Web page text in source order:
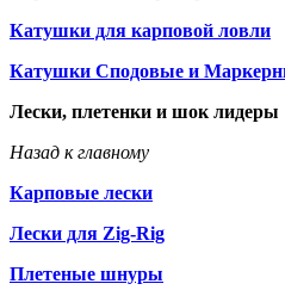
Катушки для карповой ловли
Катушки Сподовые и
Лески, плетенки и шок лидеры
Назад к главному
Карповые лески
Лески для Zig-Rig
Плетеные шнуры